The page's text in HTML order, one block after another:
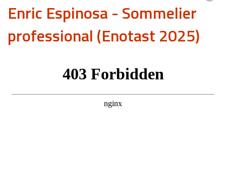
Enric Espinosa - Sommelier
professional (Enotast 2025)